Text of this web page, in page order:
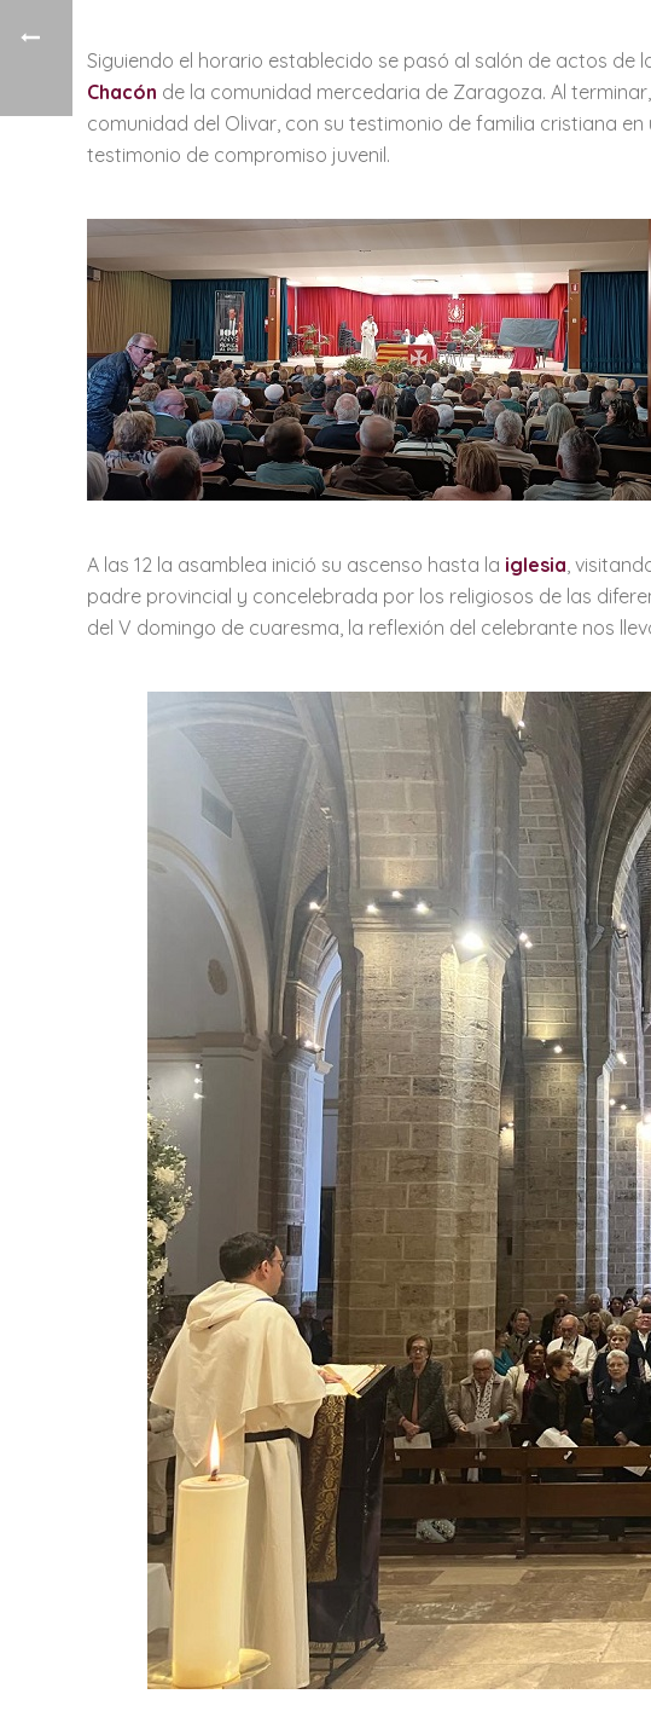
Siguiendo el horario establecido se pasó al salón de actos de
Chacón de la comunidad mercedaria de Zaragoza. Al
comunidad del Olivar, con su testimonio de familia cristiana
testimonio de compromiso juvenil.
A las 12 la asamblea inició su ascenso hasta la iglesia,
padre provincial y concelebrada por los religiosos de las
del V domingo de cuaresma, la reflexión del celebrante nos